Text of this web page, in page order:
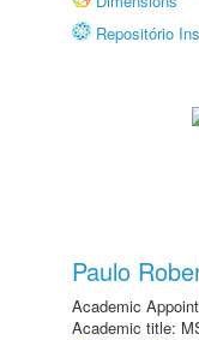
Repositório
Paulo
Academic
Academic title: